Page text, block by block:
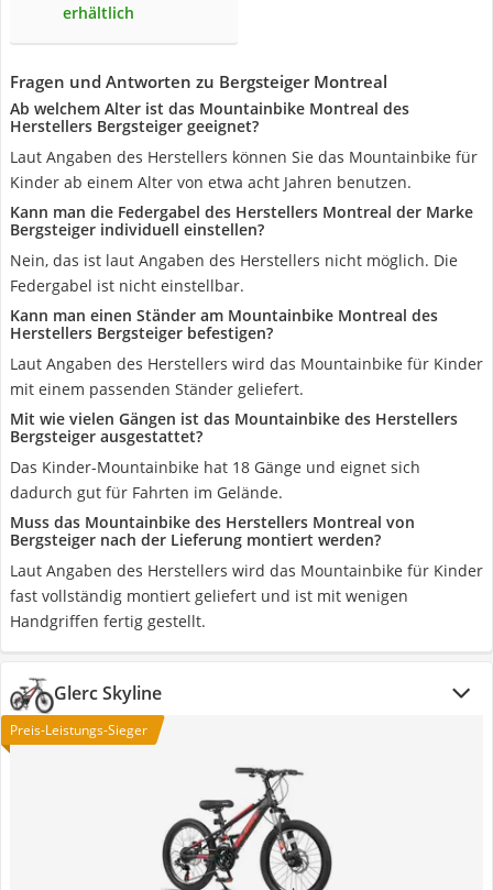
erhältlich
Fragen und Antworten zu Bergsteiger Montreal
Ab welchem Alter ist das Mountainbike Montreal des
Herstellers Bergsteiger geeignet?
Laut Angaben des Herstellers können Sie das Mountainbike für
Kinder ab einem Alter von etwa acht Jahren benutzen.
Kann man die Federgabel des Herstellers Montreal der Marke
Bergsteiger individuell einstellen?
Nein, das ist laut Angaben des Herstellers nicht möglich. Die
Federgabel ist nicht einstellbar.
Kann man einen Ständer am Mountainbike Montreal des
Herstellers Bergsteiger befestigen?
Laut Angaben des Herstellers wird das Mountainbike für Kinder
mit einem passenden Ständer geliefert.
Mit wie vielen Gängen ist das Mountainbike des Herstellers
Bergsteiger ausgestattet?
Das Kinder-Mountainbike hat 18 Gänge und eignet sich
dadurch gut für Fahrten im Gelände.
Muss das Mountainbike des Herstellers Montreal von
Bergsteiger nach der Lieferung montiert werden?
Laut Angaben des Herstellers wird das Mountainbike für Kinder
fast vollständig montiert geliefert und ist mit wenigen
Handgriffen fertig gestellt.
Glerc Skyline
Preis-Leistungs-Sieger